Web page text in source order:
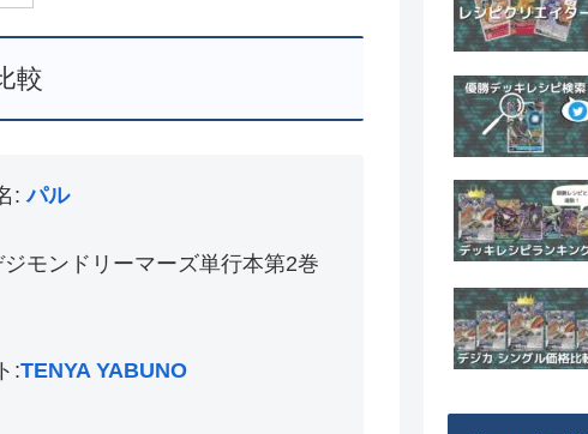
較
:パル
ジモンドリーマーズ単行本第2巻
:TENYA YABUNO